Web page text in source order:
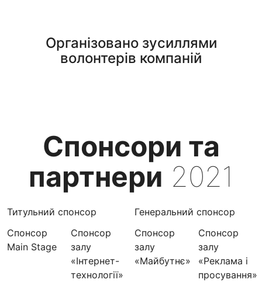
Організовано зусиллями
волонтерів компаній
Спонсори та
партнери 2021
Титульний спонсор
Генеральний спонсор
Спонсор
Main Stage
Спонсор
залу
«Інтернет-
технології»
Спонсор
залу
«Майбутнє»
Спонсор
залу
«Реклама і
просування»